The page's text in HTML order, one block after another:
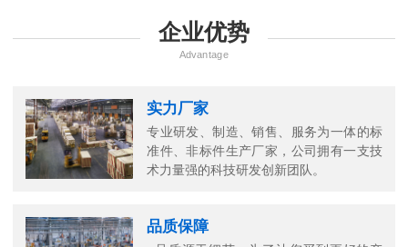
企业优势
Advantage
实力厂家
专业研发、制造、销售、服务为一体的标
准件、非标件生产厂家，公司拥有一支技
术力量强的科技研发创新团队。
品质保障